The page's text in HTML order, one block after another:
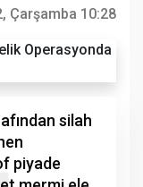
Çarşamba 10:28
silah
piyade